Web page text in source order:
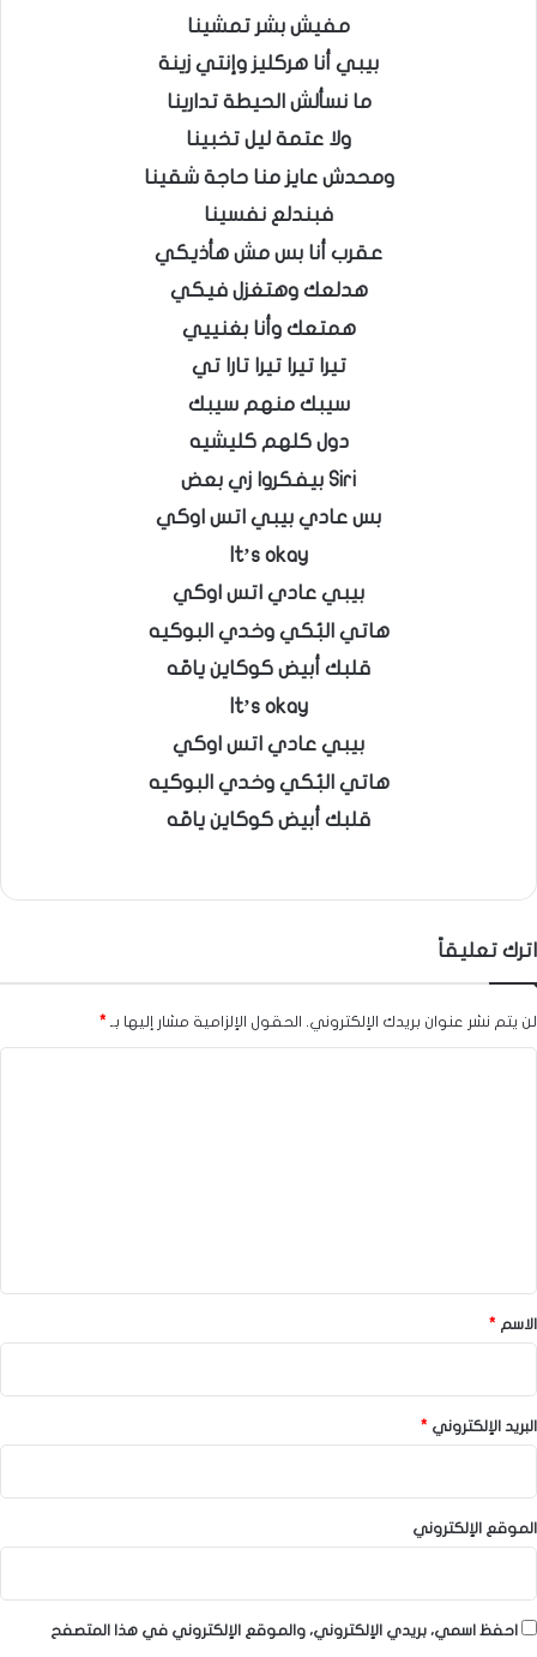
مفيش بشر تمشينا
بيبي أنا هركليز وإنتي زينة
ما نسألش الحيطة تدارينا
ولا عتمة ليل تخبينا
ومحدش عايز منا حاجة شقينا
فبندلع نفسينا
عقرب أنا بس مش هأذيكي
هدلعك وهتغزل فيكي
همتعك وأنا بغنييي
تيرا تيرا تيرا تارا تي
سيبك منهم سيبك
دول كلهم كليشيه
Siri بيفكروا زي بعض
بس عادي بيبي اتس اوكي
It’s okay
بيبي عادي اتس اوكي
هاتي البُكي وخدي البوكيه
قلبك أبيض كوكاين يامّه
It’s okay
بيبي عادي اتس اوكي
هاتي البُكي وخدي البوكيه
قلبك أبيض كوكاين يامّه
اترك تعليقاً
لن يتم نشر عنوان بريدك الإلكتروني. الحقول الإلزامية مشار إليها بـ *
*الاسم *
البريد الإلكتروني *
الموقع الإلكتروني
احفظ اسمي، بريدي الإلكتروني، والموقع الإلكتروني في هذا المتصفح